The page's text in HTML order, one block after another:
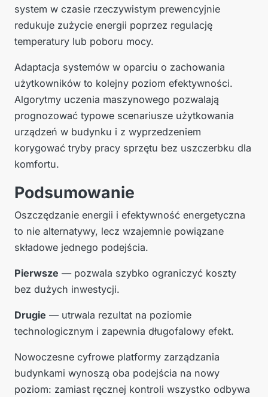
system w czasie rzeczywistym prewencyjnie
redukuje zużycie energii poprzez regulację
temperatury lub poboru mocy.
Adaptacja systemów w oparciu o zachowania
użytkowników to kolejny poziom efektywności.
Algorytmy uczenia maszynowego pozwalają
prognozować typowe scenariusze użytkowania
urządzeń w budynku i z wyprzedzeniem
korygować tryby pracy sprzętu bez uszczerbku dla
komfortu.
Podsumowanie
Oszczędzanie energii i efektywność energetyczna
to nie alternatywy, lecz wzajemnie powiązane
składowe jednego podejścia.
Pierwsze — pozwala szybko ograniczyć koszty
bez dużych inwestycji.
Drugie — utrwala rezultat na poziomie
technologicznym i zapewnia długofalowy efekt.
Nowoczesne cyfrowe platformy zarządzania
budynkami wynoszą oba podejścia na nowy
poziom: zamiast ręcznej kontroli wszystko odbywa